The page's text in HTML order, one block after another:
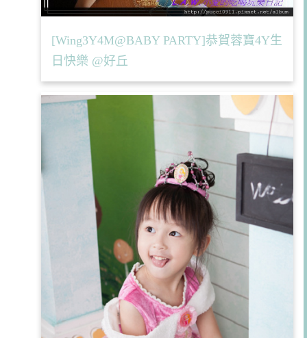
[Wing3Y4M@BABY PARTY]恭賀蓉寶4Y生
日快樂 @好丘